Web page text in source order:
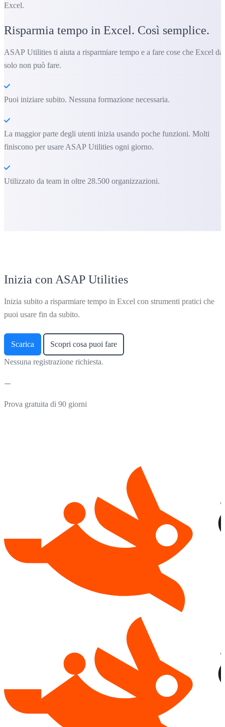
Excel.
Risparmia tempo in Excel. Così semplice.
ASAP Utilities ti aiuta a risparmiare tempo e a fare cose che Excel da
solo non può fare.
Puoi iniziare subito. Nessuna formazione necessaria.
La maggior parte degli utenti inizia usando poche funzioni. Molti
finiscono per usare ASAP Utilities ogni giorno.
Utilizzato da team in oltre 28.500 organizzazioni.
Inizia con ASAP Utilities
Inizia subito a risparmiare tempo in Excel con strumenti pratici che
puoi usare fin da subito.
Scarica Scopri cosa puoi fare
Nessuna registrazione richiesta.
Prova gratuita di 90 giorni